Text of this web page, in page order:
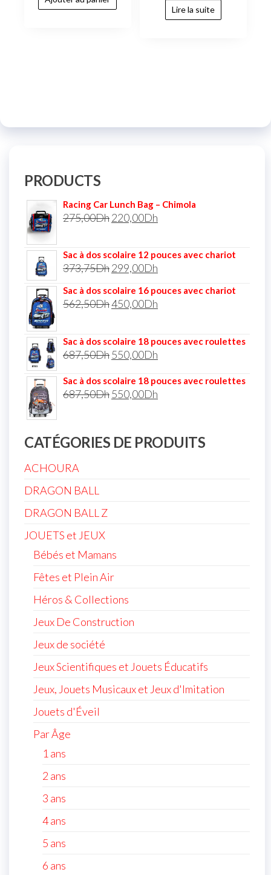
Lire la suite
PRODUCTS
Racing Car Lunch Bag – Chimola
275,00Dh220,00Dh
Sac à dos scolaire 12 pouces avec chariot
373,75Dh299,00Dh
Sac à dos scolaire 16 pouces avec chariot
562,50Dh450,00Dh
Sac à dos scolaire 18 pouces avec roulettes
687,50Dh550,00Dh
Sac à dos scolaire 18 pouces avec roulettes
687,50Dh550,00Dh
CATÉGORIES DE PRODUITS
ACHOURA
DRAGON BALL
DRAGON BALL Z
JOUETS et JEUX
Bébés et Mamans
Fêtes et Plein Air
Héros & Collections
Jeux De Construction
Jeux de société
Jeux Scientifiques et Jouets Éducatifs
Jeux, Jouets Musicaux et Jeux d'Imitation
Jouets d'Éveil
Par Âge
1 ans
2 ans
3 ans
4 ans
5 ans
6 ans